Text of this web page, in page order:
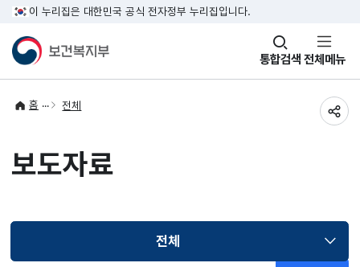
이 누리집은 대한민국 공식 전자정부 누리집입니다.
통합검색
창
열기 전체메뉴
홈 전체
보도자료
전체선택됨